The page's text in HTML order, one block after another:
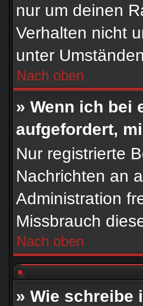
nur um deinen
Verhalten nicht
unter
Nach oben
» Wenn ich bei
aufgefordert,
Nur registrierte
Nachrichten an
Administration
Missbrauch
Nach oben
» Wie schreibe